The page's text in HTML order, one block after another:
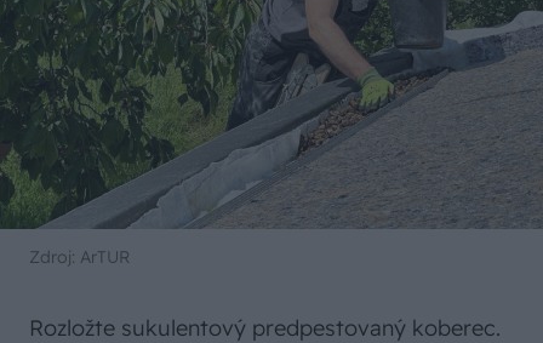
Zdroj: ArTUR
Rozložte sukulentový predpestovaný koberec.